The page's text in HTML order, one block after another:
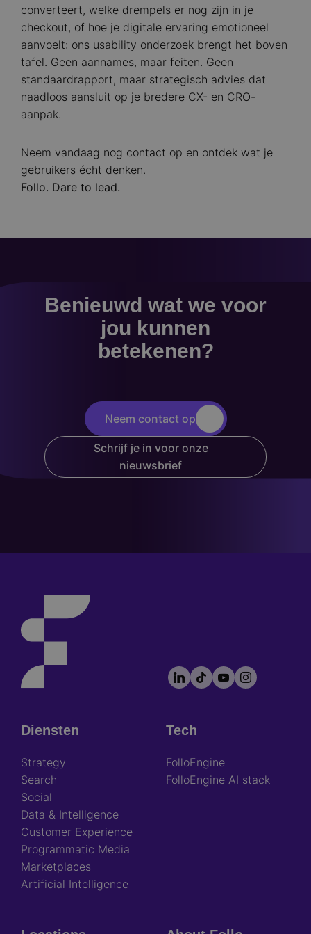
converteert, welke drempels er nog zijn in je
checkout, of hoe je digitale ervaring emotioneel
aanvoelt: ons usability onderzoek brengt het boven
tafel. Geen aannames, maar feiten. Geen
standaardrapport, maar strategisch advies dat
naadloos aansluit op je bredere CX- en CRO-
aanpak.
Neem vandaag nog contact op en ontdek wat je
gebruikers écht denken.
Follo. Dare to lead.
Benieuwd wat we voor
jou kunnen
betekenen?
Neem contact op
Schrijf je in voor onze
nieuwsbrief
Footer
socials
LinkedIn
TikTokYouTubeInstagram
Footer
Diensten
Strategy
Search
Social
Data & Intelligence
Customer Experience
Programmatic Media
Marketplaces
Artificial Intelligence
Tech
FolloEngine
FolloEngine AI stack